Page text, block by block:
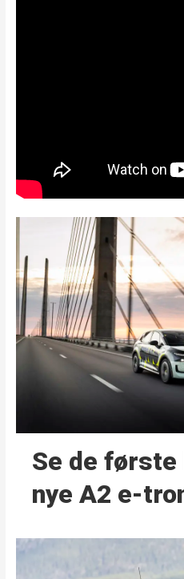
Se de første
nye A2 e-